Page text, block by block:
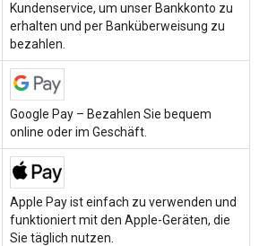
Kundenservice, um unser Bankkonto zu
erhalten und per Banküberweisung zu
bezahlen.
Google Pay – Bezahlen Sie bequem
online oder im Geschäft.
Apple Pay ist einfach zu verwenden und
funktioniert mit den Apple-Geräten, die
Sie täglich nutzen.